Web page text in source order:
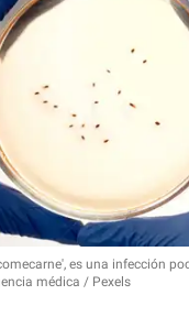
es una infección
médica
Pexels